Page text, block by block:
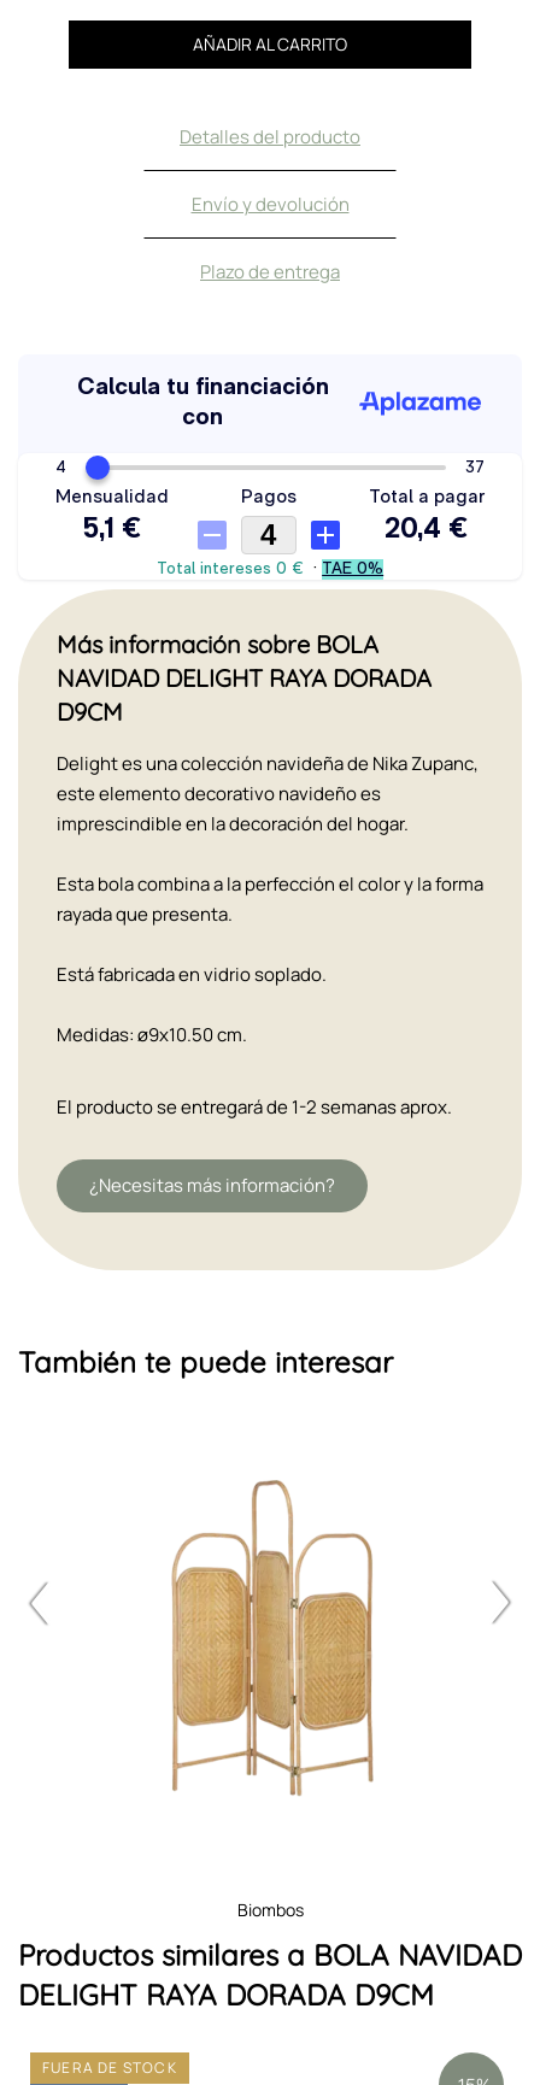
AÑADIR AL CARRITO
Detalles del producto
Envío y devolución
Plazo de entrega
Más información sobre BOLA
NAVIDAD DELIGHT RAYA DORADA
D9CM
Delight es una colección navideña de Nika Zupanc,
este elemento decorativo navideño es
imprescindible en la decoración del hogar.
Esta bola combina a la perfección el color y la forma
rayada que presenta.
Está fabricada en vidrio soplado.
Medidas: ø9x10.50 cm.
El producto se entregará de 1-2 semanas aprox.
¿Necesitas más información?
También te puede interesar
biombos
Productos similares a BOLA NAVIDAD
DELIGHT RAYA DORADA D9CM
FUERA DE STOCK